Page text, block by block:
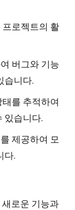
로젝트의 활
버그와 기능
습니다.
를 추적하여
있습니다.
제공하여 모
다.
로운 기능과